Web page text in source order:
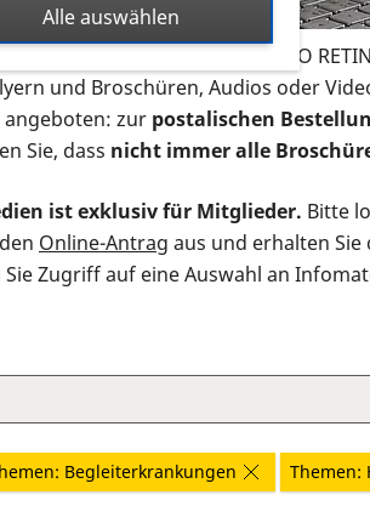
sämtliches Infomaterial der PRO
und Broschüren, Audios oder
zur postalischen
Sie, dass nicht immer alle
ist exklusiv für Mitglieder. Bitte
Online-Antrag aus und erhalten
Zugriff auf eine Auswahl an
Begleiterkrankungen Themen:
Alle auswählen